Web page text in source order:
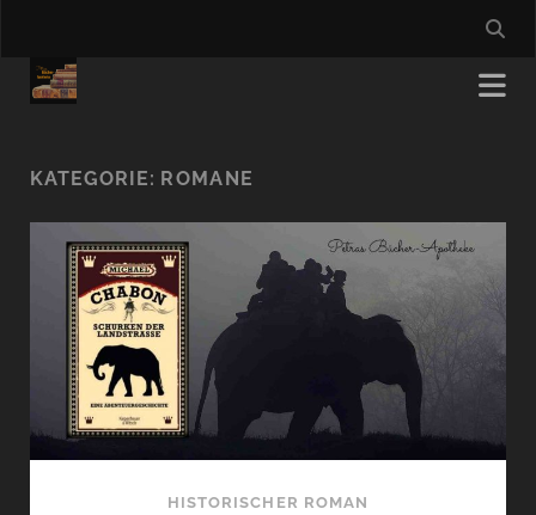
KATEGORIE: ROMANE
HISTORISCHER ROMAN